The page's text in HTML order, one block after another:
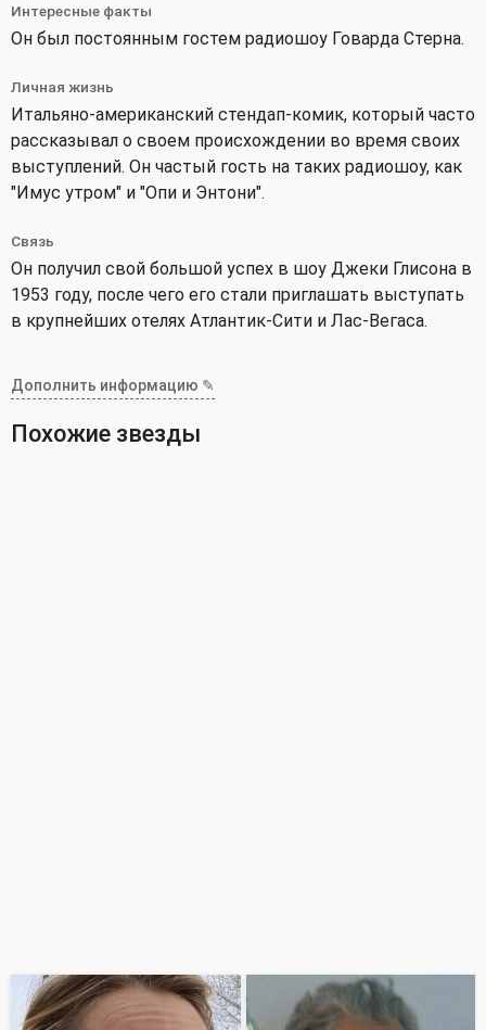
Интересные факты
Он был постоянным гостем радиошоу Говарда Стерна.
Личная жизнь
Итальяно-американский стендап-комик, который часто
рассказывал о своем происхождении во время своих
выступлений. Он частый гость на таких радиошоу, как
"Имус утром" и "Опи и Энтони".
Связь
Он получил свой большой успех в шоу Джеки Глисона в
1953 году, после чего его стали приглашать выступать
в крупнейших отелях Атлантик-Сити и Лас-Вегаса.
Дополнить информацию ✎
Похожие звезды